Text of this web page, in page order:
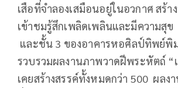
เสือที่จำลองเสมือนอยู่ในอวกาศ สร้า
เข้าชมรู้สึกเพลิดเพลินและมีความ
และชั้น 3 ของอาคารหอศิลป์ทิพย์พิ
รวบรวมผลงานภาพวาดฝีพระหัตถ์ “
เคยสร้างสรรค์ทั้งหมดกว่า 500 ผลง